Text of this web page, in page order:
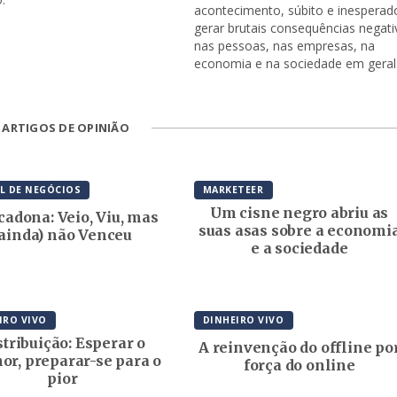
acontecimento, súbito e
gerar brutais consequências
nas pessoas, nas empresas, na
economia e na sociedade em
DE OPINIÃO
DE NEGÓCIOS
Veio, Viu, mas
não Venceu
MARKETEER
Um cisne negro abriu as
suas asas sobre a
e a sociedade
VIVO
Esperar o
preparar-se para o
pior
DINHEIRO VIVO
A reinvenção do offline
força do online